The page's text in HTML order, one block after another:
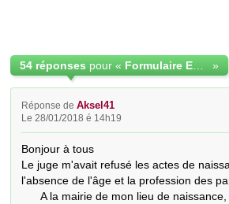
54 réponses pour « »
Réponse deAksel41
Le 28/01/2018 é 14h19
Bonjour à tous
Le juge m'avait refusé les actes de
l'absence de l'âge et la profession des
      A la mairie de mon lieu de naissance, on ne veut pas